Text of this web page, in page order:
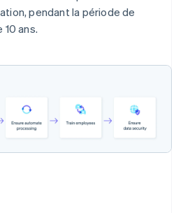
pendant la période de
ans.